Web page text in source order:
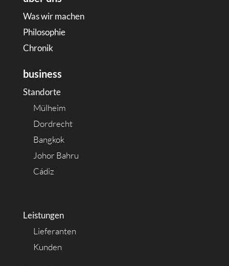
Was wir machen
Philosophie
Chronik
business
Standorte
Mülheim
Dordrecht
Bangkok
Johor Bahru
Cádiz
Leistungen
Lieferanten
Kunden